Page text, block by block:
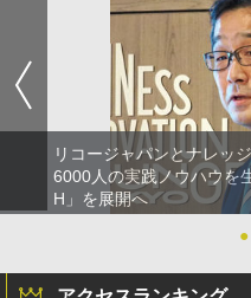
リコージャパンとナレッ
6000人の実践ノウハウを
H」を展開へ
●